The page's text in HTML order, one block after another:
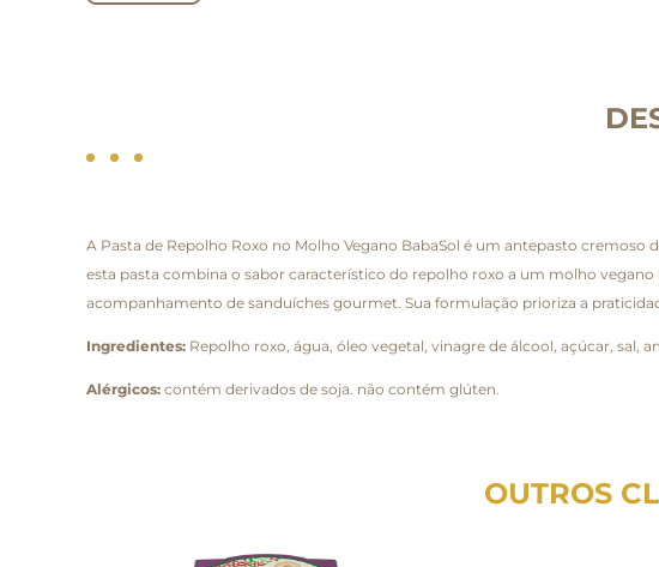
A Pasta de Repolho Roxo no Molho Vegano BabaSol é um antepasto cremoso
esta pasta combina o sabor característico do repolho roxo a um molho
acompanhamento de sanduíches gourmet. Sua formulação prioriza a
Ingredientes: Repolho roxo, água, óleo vegetal, vinagre de álcool, açúcar, sal,
Alérgicos: contém derivados de soja. não contém glúten.
OUTROS